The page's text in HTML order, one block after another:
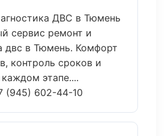
ДВС в Тюмень
сервис ремонт и
двс в Тюмень. Комфорт
контроль сроков и
этапе....
(945) 602-44-10